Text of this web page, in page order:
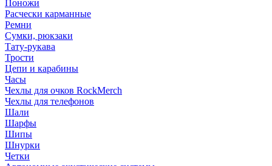
Поножи
Расчески карманные
Ремни
Сумки, рюкзаки
Тату-рукава
Трости
Цепи и карабины
Часы
Чехлы для очков RockMerch
Чехлы для телефонов
Шали
Шарфы
Шипы
Шнурки
Четки